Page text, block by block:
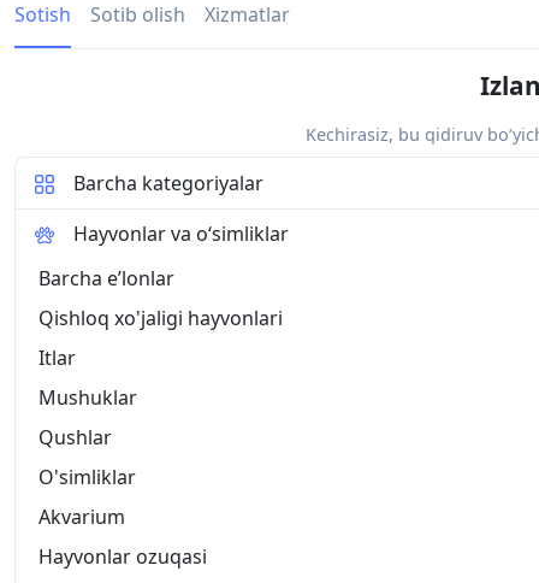
Sotish Sotib olish Xizmatlar
Kechirasiz, bu qidiruv
Barcha kategoriyalar
Hayvonlar va o‘simliklar
Barcha eʼlonlar
Qishloq xo'jaligi hayvonlari
Itlar
Mushuklar
Qushlar
O'simliklar
Akvarium
Hayvonlar ozuqasi